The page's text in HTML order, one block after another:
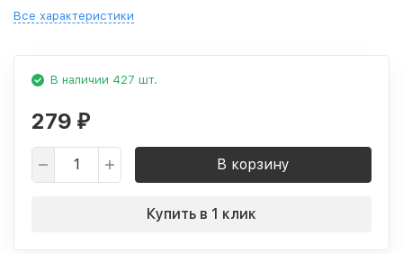
Все характеристики
В наличии 427 шт.
279 ₽
В корзину
Купить в 1 клик